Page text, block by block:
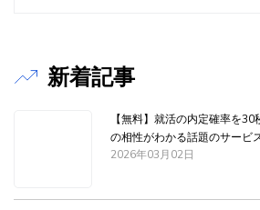
新着記事
【無料】就活の内定確率を
の相性がわかる話題のサービ
2026年03月02日